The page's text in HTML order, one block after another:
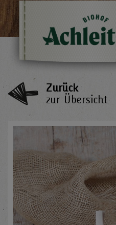
Zurück
zur Übersicht